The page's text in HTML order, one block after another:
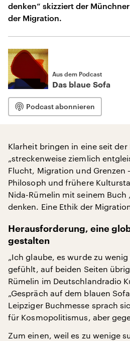
denken“ skizziert der
der Migration.
Aus dem Podcast
Das blaue Sofa
Podcast abonnieren
Klarheit bringen in eine seit
„streckenweise ziemlich
Flucht, Migration und Grenzen
Philosoph und frühere
Nida-Rümelin mit seinem Buch
denken. Eine Ethik der
Herausforderung, eine
gestalten
„Ich glaube, es wurde zu
gefühlt, auf beiden Seiten
Rümelin im Deutschlandradio
„Gespräch auf dem blauen
Leipziger Buchmesse sprach
für Kosmopolitismus, aber
Zum einen, weil es zu wenige